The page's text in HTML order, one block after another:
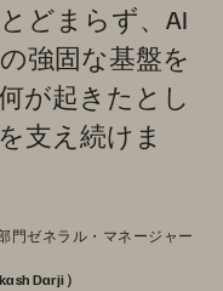
どまらず、AI
強固な基盤を
が起きたとし
支え続けま
門ゼネラル・マネージャー
Darji）